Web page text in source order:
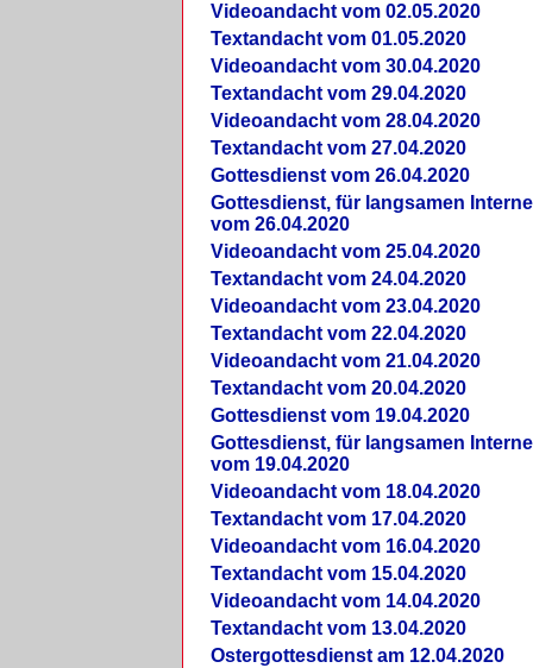
Videoandacht vom 02.05.2020
Textandacht vom 01.05.2020
Videoandacht vom 30.04.2020
Textandacht vom 29.04.2020
Videoandacht vom 28.04.2020
Textandacht vom 27.04.2020
Gottesdienst vom 26.04.2020
Gottesdienst, für langsamen
vom 26.04.2020
Videoandacht vom 25.04.2020
Textandacht vom 24.04.2020
Videoandacht vom 23.04.2020
Textandacht vom 22.04.2020
Videoandacht vom 21.04.2020
Textandacht vom 20.04.2020
Gottesdienst vom 19.04.2020
Gottesdienst, für langsamen
vom 19.04.2020
Videoandacht vom 18.04.2020
Textandacht vom 17.04.2020
Videoandacht vom 16.04.2020
Textandacht vom 15.04.2020
Videoandacht vom 14.04.2020
Textandacht vom 13.04.2020
Ostergottesdienst am 12.04.2020